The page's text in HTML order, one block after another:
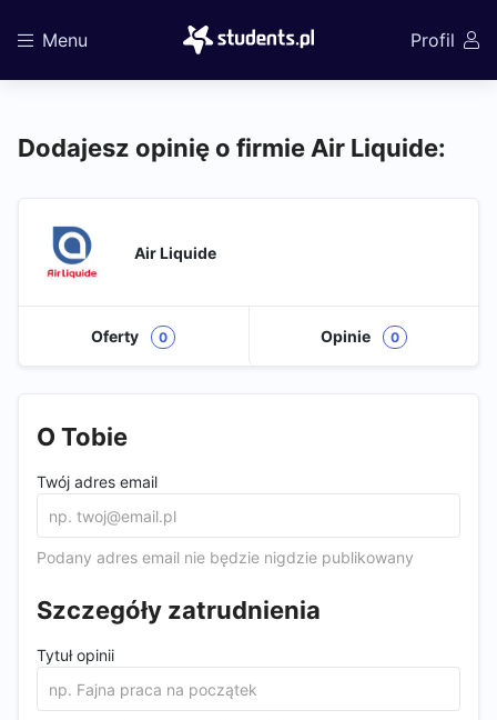
Menu Profil
Dodajesz opinię o firmie Air Liquide:
Air Liquide
Oferty 0 Opinie 0
O Tobie
Twój adres email
Podany adres email nie będzie nigdzie publikowany
Szczegóły zatrudnienia
Tytuł opinii